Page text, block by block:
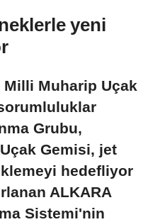
yeni
Milli Muharip Uçak
Grubu,
Gemisi, jet
hedefliyor
ALKARA
Sistemi'nin